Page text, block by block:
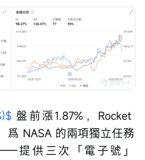
盤前漲1.87%，Rocket
爲 NASA 的兩項獨立任務
提供三次「電子號」